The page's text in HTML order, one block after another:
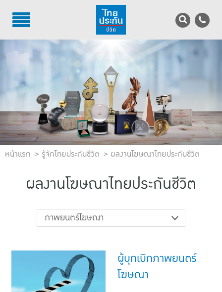
TH EN
บริการลูกค้า
บริการตัวแทน
รู้จักไทยประกันชีวิต
นักลงทุนสัมพันธ์
เพื่อสังคมไทย
ติดต่อไทยประกันชีวิต
แบบประกันทั้งหมด
แบบประกันที่เหมาะกับช่วงอายุ
เปรียบเทียบแบบประกัน
หน้าแรก รู้จักไทยประกันชีวิต ผลงานโฆษณาไทยประกันชีวิต
ผลงานโฆษณาไทยประกันชีวิต
ภาพยนตร์โฆษณา
ผู้บุกเบิกภาพยนตร์
โฆษณา